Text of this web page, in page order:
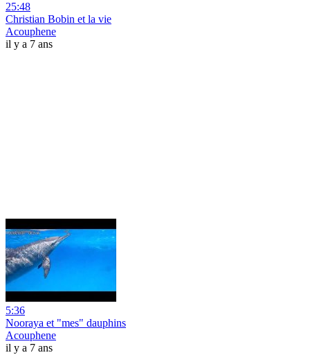
25:48
Christian Bobin et la vie
Acouphene
il y a 7 ans
5:36
Nooraya et "mes" dauphins
Acouphene
il y a 7 ans